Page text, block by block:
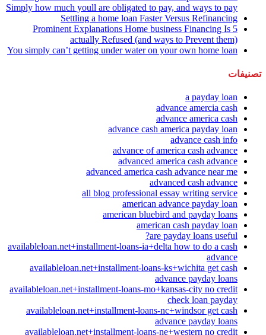
Simply how much youll are obligated to pay, and ways to pay
Settling a home loan Faster Versus Refinancing
5 Prominent Explanations Home business Financing Is
actually Refused (and ways to Prevent them)
You simply can’t getting under water on your own home loan
تصنيفات
a payday loan
advance amercia cash
advance america cash
advance cash america payday loan
advance cash info
advance of america cash advance
advanced america cash advance
advanced america cash advance near me
advanced cash advance
all blog professional essay writing service
american advance payday loan
american bluebird and payday loans
american cash payday loan
are payday loans useful?
availableloan.net+installment-loans-ia+delta how to do a cash
advance
availableloan.net+installment-loans-ks+wichita get cash
advance payday loans
availableloan.net+installment-loans-mo+kansas-city no credit
check loan payday
availableloan.net+installment-loans-nc+windsor get cash
advance payday loans
availableloan.net+installment-loans-ne+western no credit